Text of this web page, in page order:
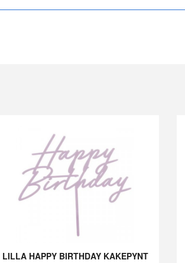
LILLA HAPPY BIRTHDAY KAKEPYNT